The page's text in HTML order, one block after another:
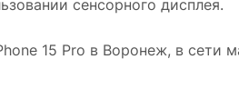
сенсорного дисплея.
15 Pro в Воронеж, в сети